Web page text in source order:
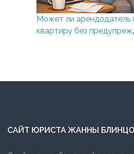
Может ли арендодатель
квартиру без
САЙТ ЮРИСТА ЖАННЫ